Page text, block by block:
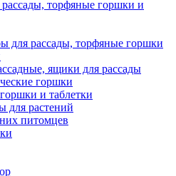
торфяные горшки и
для рассады, торфяные горшки
ящики для рассады
горшки
и таблетки
для растений
питомцев